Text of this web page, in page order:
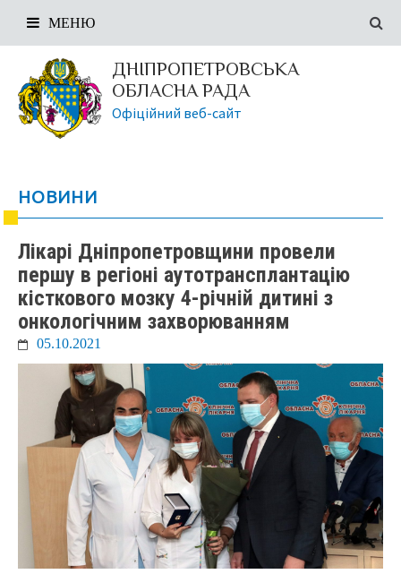
ДНІПРОПЕТРОВСЬКА
ОБЛАСНА РАДА
Офіційний веб-сайт
МЕНЮ
НОВИНИ
Лікарі Дніпропетровщини провели
першу в регіоні аутотрансплантацію
кісткового мозку 4-річній дитині з
онкологічним захворюванням
05.10.2021